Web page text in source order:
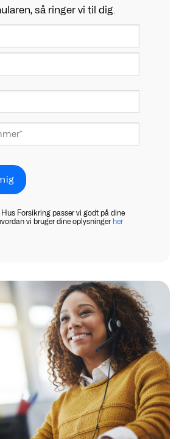
så ringer vi til dig.
Forsikring passer vi godt på dine
vi bruger dine oplysninger her